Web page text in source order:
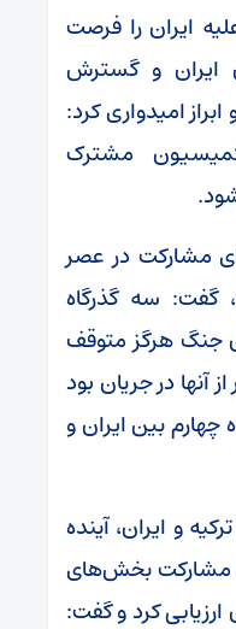
ایران را فرصت
ایران و گسترش
امیدواری کرد:
مشترک
مشارکت در عصر
گفت: سه گذرگاه
جنگ هرگز متوقف
آنها در جریان بود
بین ایران و
و ایران، آینده
با مشارکت بخش‌های
کرد و گفت: